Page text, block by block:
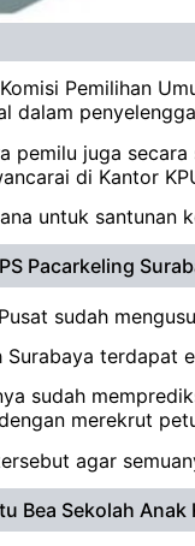
Pemilihan
dalam
pemilu juga
di Kantor
untuk santunan
Pacarkeling
sudah
terdapat
sudah
merekrut
agar
Bea Sekolah